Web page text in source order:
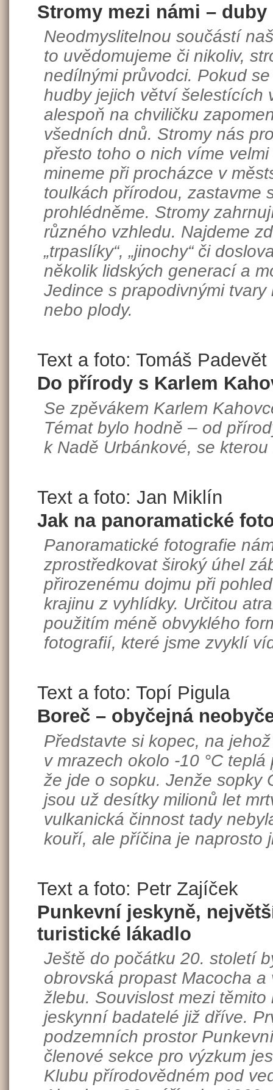
Stromy mezi námi – duby
Neodmyslitelnou součástí
to uvědomujeme či nikoliv,
nedílnými průvodci. Pokud
hudby jejich větví šelestících
alespoň na chviličku
všedních dnů. Stromy nás
přesto toho o nich víme
mineme při procházce v
toulkách přírodou, zastavme
prohlédněme. Stromy
různého vzhledu. Najdeme
„trpaslíky“, „jinochy“ či
několik lidských generací a
Jedince s prapodivnými
nebo plody.
Text a foto: Tomáš Padevět
Do přírody s Karlem
Se zpěvákem Karlem
Témat bylo hodně – od
k Nadě Urbánkové, se
Text a foto: Jan Miklín
Jak na panoramatické
Panoramatické fotografie
zprostředkovat široký úhel
přirozenému dojmu při
krajinu z vyhlídky. Určitou
použitím méně obvyklého
fotografií, které jsme zvyklí
Text a foto: Topí Pigula
Boreč – obyčejná
Představte si kopec, na
v mrazech okolo -10 °C
že jde o sopku. Jenže sopky
jsou už desítky milionů let
vulkanická činnost tady
kouří, ale příčina je naprosto
Text a foto: Petr Zajíček
Punkevní jeskyně,
turistické lákadlo
Ještě do počátku 20. století
obrovská propast Macocha
žlebu. Souvislost mezi těmito
jeskynní badatelé již dříve.
podzemních prostor
členové sekce pro výzkum
Klubu přírodovědném pod